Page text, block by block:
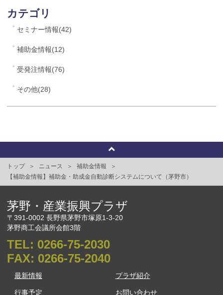
カテゴリ
セミナー情報(42)
補助金情報(12)
受発注情報(76)
その他(28)
トップ ニュース
補助金情報
【補助金情報】補助金・助成金自動診断システムについて（茅野市）
茅野・産業振興プラザ
〒391-0002 長野県茅野市塚原1-3-20
茅野商工会議所会館3階
TEL: 0266-75-2030
FAX: 0266-75-2040
最新情報 プラザ紹介
行事予定 お問い合わせ